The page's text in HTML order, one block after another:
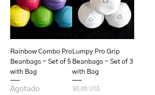
Rainbow Combo Pro
Beanbags - Set of 5
with Bag
Agotado
Lumpy Pro Grip
Beanbags - Set of 3
with Bag
Precio
30,00 US$